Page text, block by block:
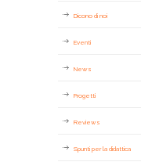
Dicono di noi
Eventi
News
Progetti
Reviews
Spunti per la didattica